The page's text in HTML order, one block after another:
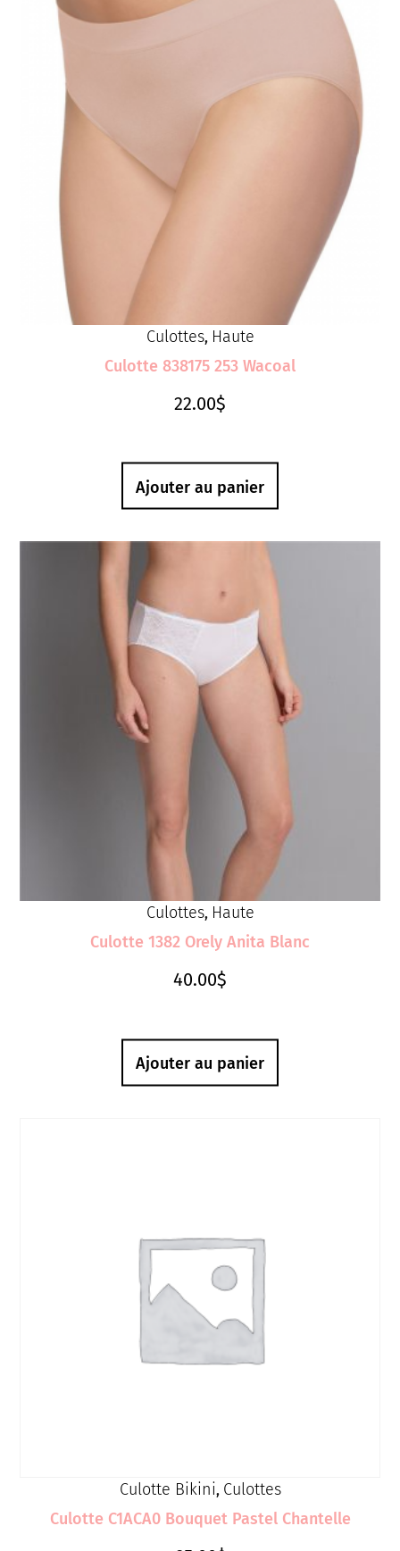
Culottes, Haute
Culotte 838175 253 Wacoal
22.00$
Ajouter au panier
Culottes, Haute
Culotte 1382 Orely Anita Blanc
40.00$
Ajouter au panier
Culotte Bikini, Culottes
Culotte C1ACA0 Bouquet Pastel Chantelle